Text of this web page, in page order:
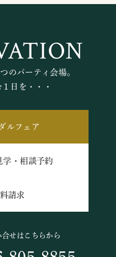
のパーティ会場。
日を・・・
ルフェア
学・相談予約
請求
せはこちらから